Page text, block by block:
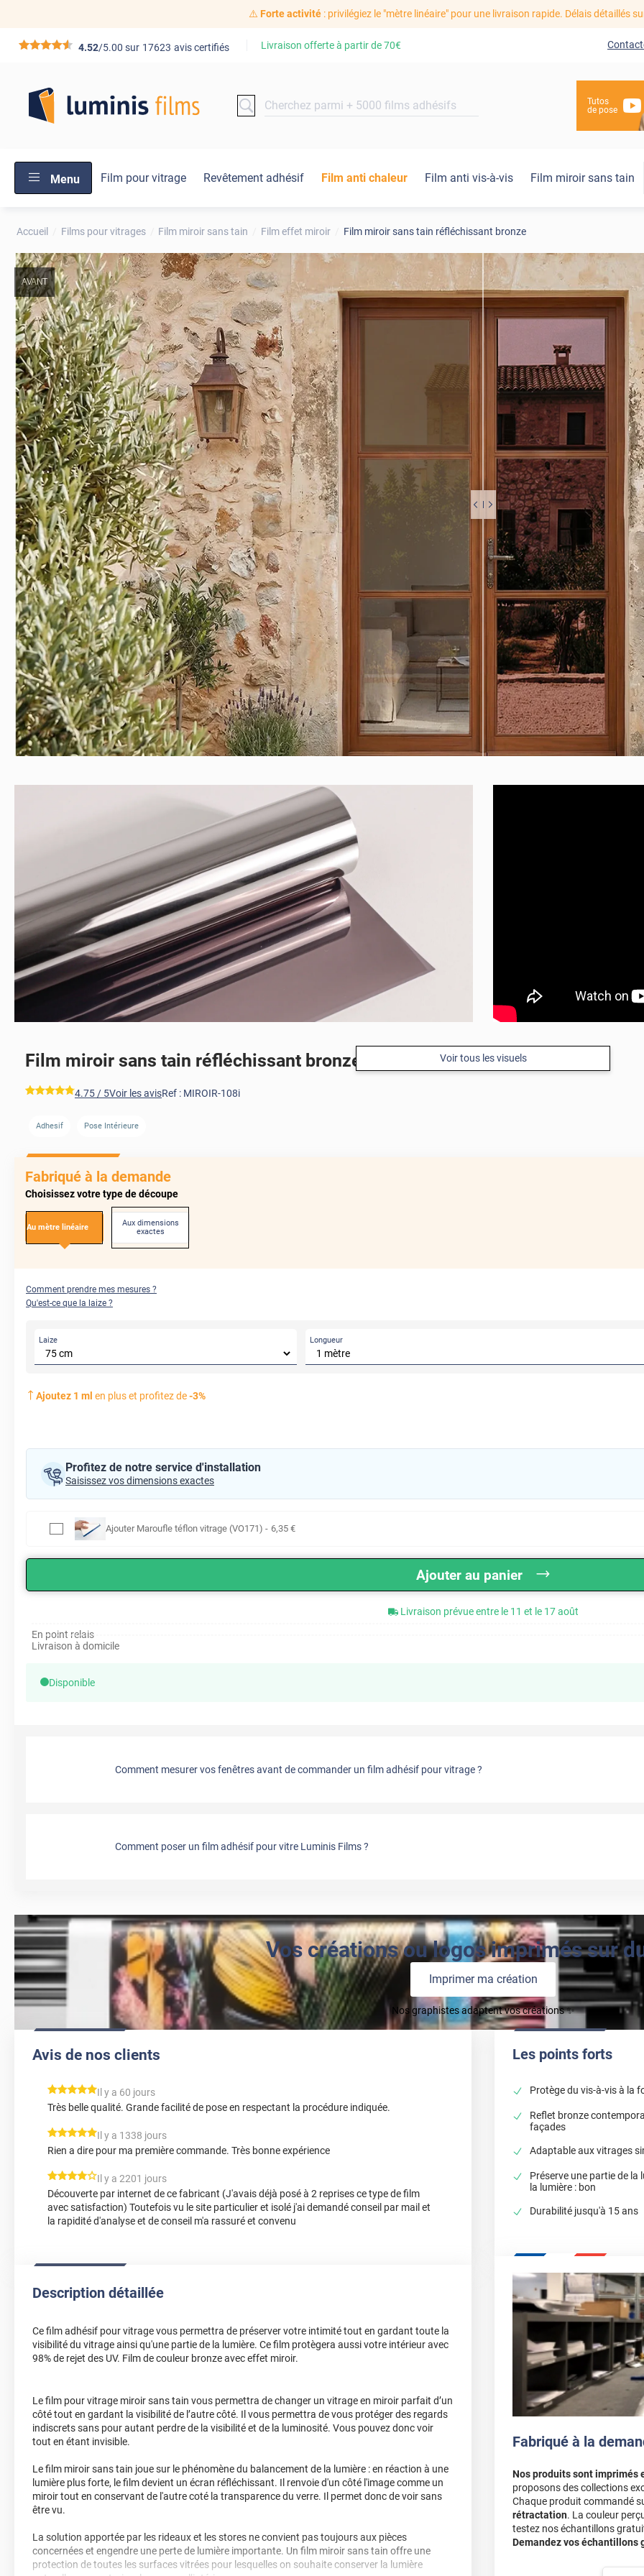
⚠️ Forte activité: privilégiez le "mètre linéaire" pour une livraison rapide. Délais détaillés
*****4.52/5.00 sur 17623 avis certifiés Livraison offerte à partir de70€
Tutos
de pose
Menu Film pour vitrage Revêtement adhésif Film anti chaleur Film anti vis-à-vis Film miroir sans tain
Accueil Films pour vitrages Film miroir sans tain Film effet miroir Film miroir sans tain réfléchissant bronze
AVANT
Voir tous les visuels
Film miroir sans tain réfléchissant bronze
*****
4.75 / 5Voir les avisRef : MIROIR-108i
Adhesif Pose Intérieure
Fabriqué à la demande
Choisissez votre type de découpe
Au mètre linéaire
Aux dimensions
exactes
Comment prendre mes mesures ?
Qu'est-ce que la laize ?
Laize Longueur
Ajoutez 1 ml en plus et profitez de-3%
Profitez de notre service d'installation
Saisissez vos dimensions exactes
Ajouter Maroufle téflon vitrage (VO171) - 6,35 €
Ajouter au panier
Livraison prévue entre le 11 et le 17 août
En point relais
Livraison à domicile
Disponible
Comment mesurer vos fenêtres avant de commander un film adhésif pour vitrage ?
Comment poser un film adhésif pour vitre Luminis Films ?
Vos créations ou logos imprimés sur
Imprimer ma création
Nos graphistes adaptent vos créations ✨
Avis de nos clients
*****
Il y a 60 jours
Très belle qualité. Grande facilité de pose en respectant la procédure indiquée.
*****
Il y a 1338 jours
Rien a dire pour ma première commande. Très bonne expérience
*****Il y a 2201 jours
Découverte par internet de ce fabricant (J'avais déjà posé à 2 reprises ce type de film
avec satisfaction) Toutefois vu le site particulier et isolé j'ai demandé conseil par mail et
la rapidité d'analyse et de conseil m'a rassuré et convenu
Description détaillée
Ce film adhésif pour vitrage vous permettra de préserver votre intimité tout en gardant toute la
visibilité du vitrage ainsi qu'une partie de la lumière. Ce film protègera aussi votre intérieur avec
98% de rejet des UV. Film de couleur bronze avec effet miroir.
Le film pour vitrage miroir sans tain vous permettra de changer un vitrage en miroir parfait d’un
côté tout en gardant la visibilité de l’autre côté. Il vous permettra de vous protéger des regards
indiscrets sans pour autant perdre de la visibilité et de la luminosité. Vous pouvez donc voir
tout en étant invisible.
Le film miroir sans tain joue sur le phénomène du balancement de la lumière : en réaction à une
lumière plus forte, le film devient un écran réfléchissant. Il renvoie d'un côté l'image comme un
miroir tout en conservant de l'autre coté la transparence du verre. Il permet donc de voir sans
être vu.
La solution apportée par les rideaux et les stores ne convient pas toujours aux pièces
concernées et engendre une perte de lumière importante. Un film miroir sans tain offre une
protection de toutes les surfaces vitrées pour lesquelles on souhaite conserver la lumière
Les points forts
Protège du vis-à-vis à la
Reflet bronze
façades
Adaptable aux vitrages
Préserve une partie de
la lumière : bon
Durabilité jusqu'à 15 ans
Fabriqué à la
Nos produits sont imprimés
proposons des collections
Chaque produit commandé
rétractation. La couleur
testez nos échantillons
Demandez vos échantillons